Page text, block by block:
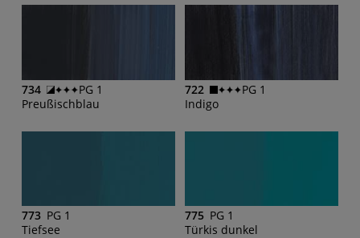
734
PG 1
Preußischblau
722
PG 1
Indigo
773 PG 1
Tiefsee
775 PG 1
Türkis dunkel